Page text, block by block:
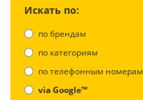
Искать по:
по брендам
по категориям
по телефонным номерам
via Google™